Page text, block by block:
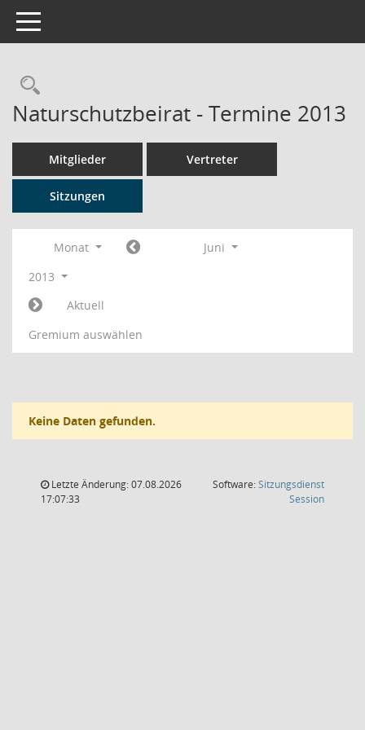
Toggle navigation
Rechercheauswahl
Naturschutzbeirat - Termine 2013
Mitglieder Vertreter
Sitzungen
Monat
Juni
2013
Aktuell
Gremium auswählen
Keine Daten gefunden.
Letzte Änderung: 07.08.2026
17:07:33
Software:Sitzungsdienst
Session(Wird in